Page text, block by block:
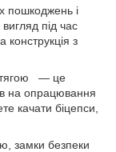
пошкоджень і
під час
конструкція з
тягою — це
на опрацювання
качати біцепси,
замки безпеки